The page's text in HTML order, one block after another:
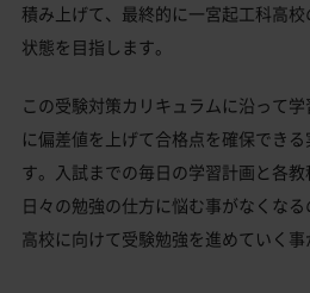
積み上げて、最終的に一宮起工科高
状態を目指します。
この受験対策カリキュラムに沿って
に偏差値を上げて合格点を確保でき
す。入試までの毎日の学習計画と各教
日々の勉強の仕方に悩む事がなくな
高校に向けて受験勉強を進めていく事